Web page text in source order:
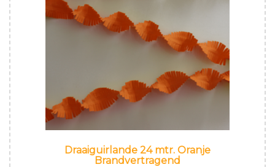
Draaiguirlande 24 mtr. Oranje
Brandvertragend